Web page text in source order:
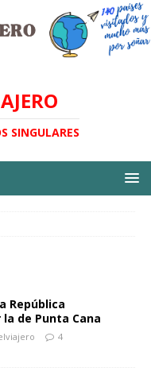
SINGULARES
República
de Punta Cana
4